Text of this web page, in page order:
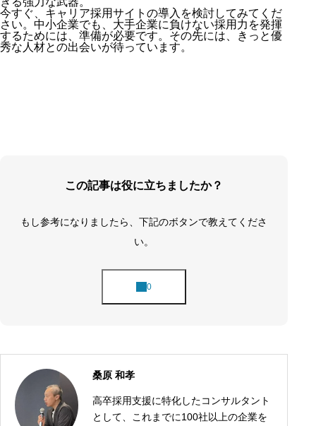
今すぐ、キャリア採用サイトの導入を検討してみてくだ
さい。中小企業でも、大手企業に負けない採用力を発揮
するためには、準備が必要です。その先には、きっと優
秀な人材との出会いが待っています。
この記事は役に立ちましたか？
もし参考になりましたら、下記のボタンで教えてくださ
い。
桑原 和孝
高卒採用支援に特化したコンサルタント
として、これまでに100社以上の企業を